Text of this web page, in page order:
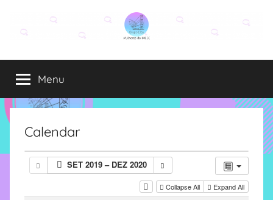
conteúdo
Grupo
Elza
Elza
é
formado
alunas,
funcionárias
Menu
Calendar
SET 2019 – DEZ 2020
Collapse All Expand All